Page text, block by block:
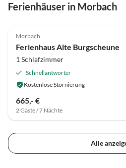
Ferienhäuser in Morbach
Morbach
Ferienhaus Alte Burgscheune
1 Schlafzimmer
Schnellantworter
Kostenlose Stornierung
665,- €
2 Gäste / 7 Nächte
Alle